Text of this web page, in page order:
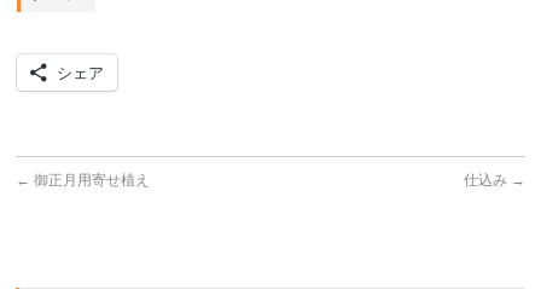
シェア
← 御正月用寄せ植え 仕込み →